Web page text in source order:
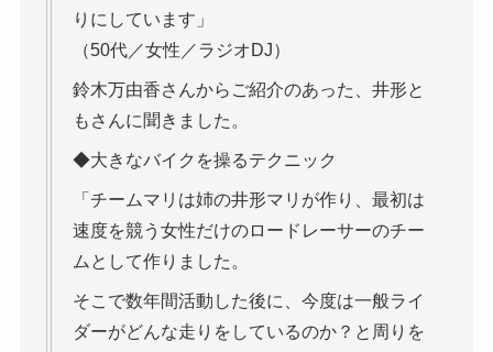
りにしています」
（50代／女性／ラジオDJ）
鈴木万由香さんからご紹介のあった、井形と
もさんに聞きました。
◆大きなバイクを操るテクニック
「チームマリは姉の井形マリが作り、最初は
速度を競う女性だけのロードレーサーのチー
ムとして作りました。
そこで数年間活動した後に、今度は一般ライ
ダーがどんな走りをしているのか？と周りを